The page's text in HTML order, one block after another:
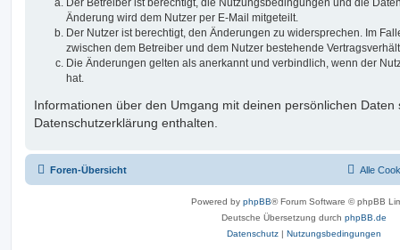
Der Betreiber ist berechtigt, die Nutzungsbedingungen und die
Änderung wird dem Nutzer per E-Mail mitgeteilt.
Der Nutzer ist berechtigt, den Änderungen zu widersprechen. Im
zwischen dem Betreiber und dem Nutzer bestehende
Die Änderungen gelten als anerkannt und verbindlich, wenn der
hat.
Informationen über den Umgang mit deinen persönlichen Daten
Datenschutzerklärung enthalten.
Foren-Übersicht Alle
Powered by phpBB® Forum Software © phpBB
Deutsche Übersetzung durch phpBB.de
Datenschutz | Nutzungsbedingungen